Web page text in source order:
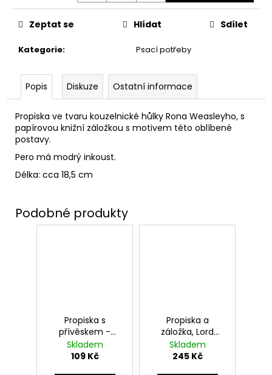
Kategorie: Psací potřeby
Zeptat se Hlídat Sdílet
Popis Diskuze Ostatní informace
Propiska ve tvaru kouzelnické hůlky Rona Weasleyho, s
papírovou knižní záložkou s motivem této oblíbené
postavy.
Pero má modrý inkoust.
Délka: cca 18,5 cm
Propiska s
přívěskem -
Zlatonka, Harry
Potter
Skladem
109 Kč
Propiska a
záložka, Lord
Voldemort, Harry
Potter
Skladem
245 Kč
e
m
HARIBO
KRABIČCE
450G,
HARRY
POTTER
139
Původně:
169
Kč